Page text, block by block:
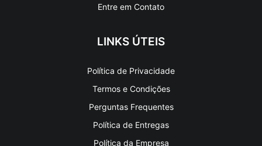
Termos e Condições
Perguntas Frequentes
Política de Entregas
Política da Empresa